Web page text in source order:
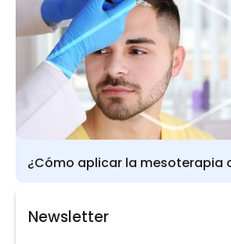
¿Cómo aplicar la mesoterapia
Newsletter